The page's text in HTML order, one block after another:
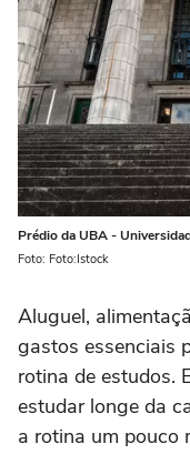
Prédio da UBA -
Foto: Foto:Istock
Aluguel,
gastos essenciais
rotina de estudos.
estudar longe da
a rotina um pouco